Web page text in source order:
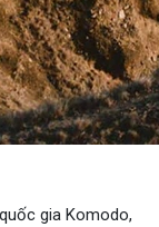
gia Komodo,